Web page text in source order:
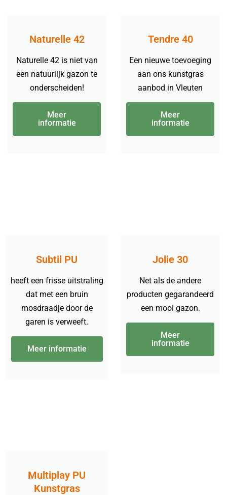
Naturelle 42
Naturelle 42 is niet van
een natuurlijk gazon te
onderscheiden!
Meer
informatie
Tendre 40
Een nieuwe toevoeging
aan ons kunstgras
aanbod in Vleuten
Meer
informatie
Subtil PU
heeft een frisse uitstraling
dat met een bruin
mosdraadje door de
garen is verweeft.
Meer informatie
Jolie 30
Net als de andere
producten gegarandeerd
een mooi gazon.
Meer
informatie
Multiplay PU
Kunstgras